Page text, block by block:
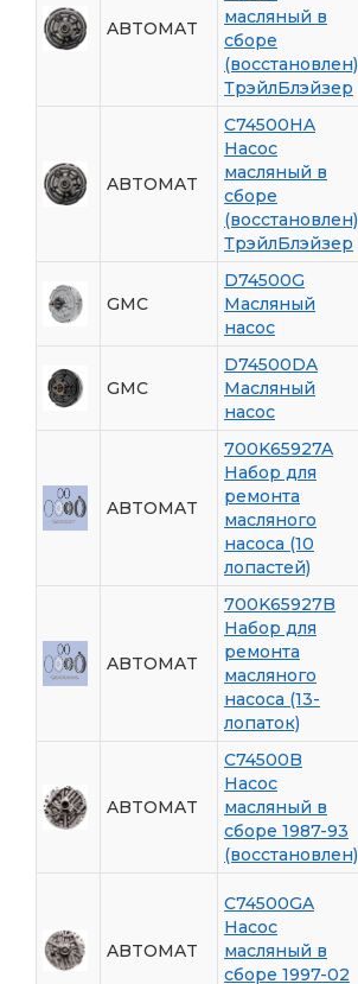
ABTOMAT
масляный в
сборе
(восстановлен)
ТрэйлБлэйзер
ABTOMAT
C74500HA
Насос
масляный в
сборе
(восстановлен)
ТрэйлБлэйзер
GMC
D74500G
Масляный
насос
GMC
D74500DA
Масляный
насос
ABTOMAT
700K65927A
Набор для
ремонта
масляного
насоса (10
лопастей)
ABTOMAT
700K65927B
Набор для
ремонта
масляного
насоса (13-
лопаток)
ABTOMAT
C74500B
Насос
масляный в
сборе 1987-93
(восстановлен)
ABTOMAT
C74500GA
Насос
масляный в
сборе 1997-02